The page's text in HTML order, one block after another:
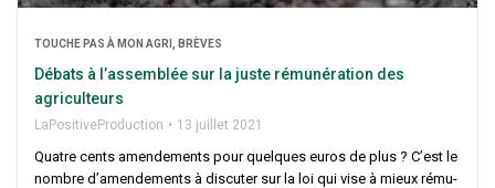
TOUCHE PAS À MON AGRI, BRÈVES
Débats à l’assemblée sur la juste rému­né­ra­tion des
agriculteurs
LaPo­si­ti­ve­Pro­duc­tion 13 juillet 2021
Quatre cents amen­de­ments pour quelques euros de plus ? C’est le
nombre d’a­men­de­ments à dis­cu­ter sur la loi qui vise à mieux rému­